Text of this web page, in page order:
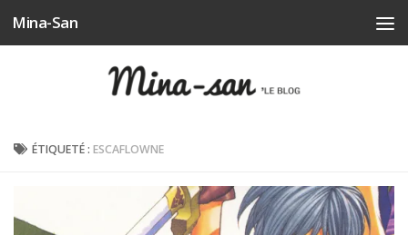
Skip to content
Mina-San
ÉTIQUETÉ :ESCAFLOWNE